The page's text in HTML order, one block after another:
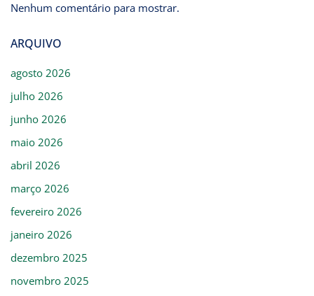
Nenhum comentário para mostrar.
ARQUIVO
agosto 2026
julho 2026
junho 2026
maio 2026
abril 2026
março 2026
fevereiro 2026
janeiro 2026
dezembro 2025
novembro 2025